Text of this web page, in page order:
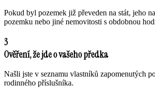
Pokud byl pozemek již převeden na stát, jeho
pozemku nebo jiné nemovitosti s obdobnou
3
Ověření, že jde o vašeho předka
Našli jste v seznamu vlastníků zapomenutých
rodinného příslušníka.